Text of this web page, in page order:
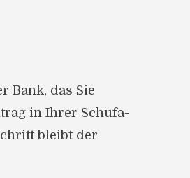
Bank, das Sie
in Ihrer Schufa-
bleibt der